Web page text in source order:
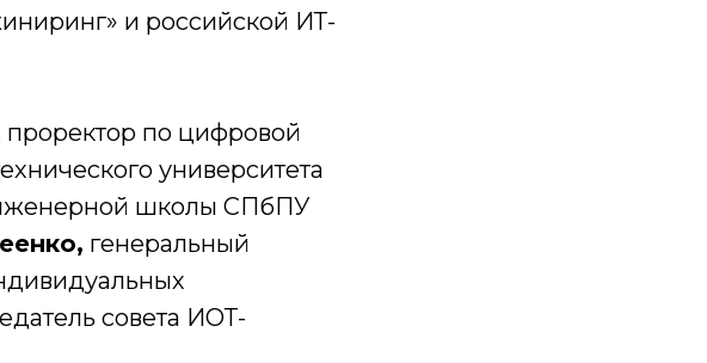
и российской ИТ-
проректор по цифровой
университета
школы СПбПУ
генеральный
совета ИОТ-